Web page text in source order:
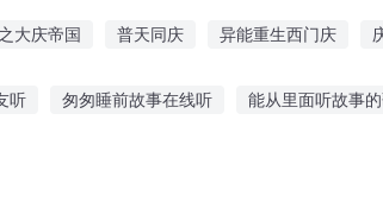
大庆帝国 普天同庆 异能重生西门庆
听 匆匆睡前故事在线听 能从里面听故事